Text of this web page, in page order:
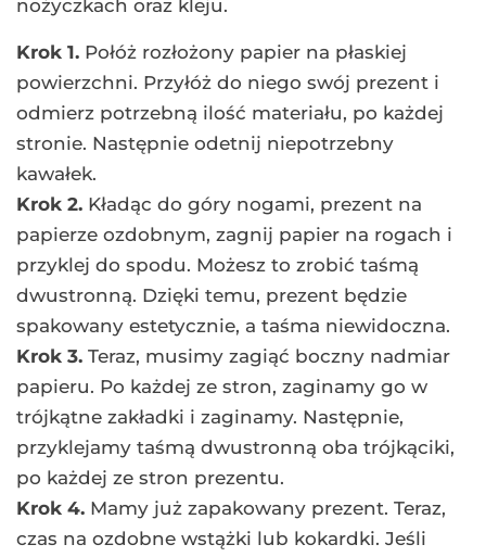
nożyczkach oraz kleju.
Krok 1. Połóż rozłożony papier na płaskiej
powierzchni. Przyłóż do niego swój prezent i
odmierz potrzebną ilość materiału, po każdej
stronie. Następnie odetnij niepotrzebny
kawałek.
Krok 2. Kładąc do góry nogami, prezent na
papierze ozdobnym, zagnij papier na rogach i
przyklej do spodu. Możesz to zrobić taśmą
dwustronną. Dzięki temu, prezent będzie
spakowany estetycznie, a taśma niewidoczna.
Krok 3. Teraz, musimy zagiąć boczny nadmiar
papieru. Po każdej ze stron, zaginamy go w
trójkątne zakładki i zaginamy. Następnie,
przyklejamy taśmą dwustronną oba trójkąciki,
po każdej ze stron prezentu.
Krok 4. Mamy już zapakowany prezent. Teraz,
czas na ozdobne wstążki lub kokardki. Jeśli